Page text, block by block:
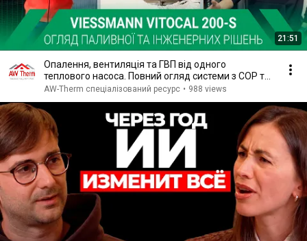
21:51
Опалення, вентиляція та ГВП від одного
теплового насоса. Повний огляд системи з COP та
цифрами
AW-Therm спеціалізований ресурс • 988 views